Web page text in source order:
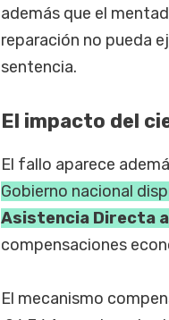
además que el
reparación no pueda
sentencia.
El impacto del
El fallo aparece
Gobierno nacional
Asistencia Directa
compensaciones
El mecanismo